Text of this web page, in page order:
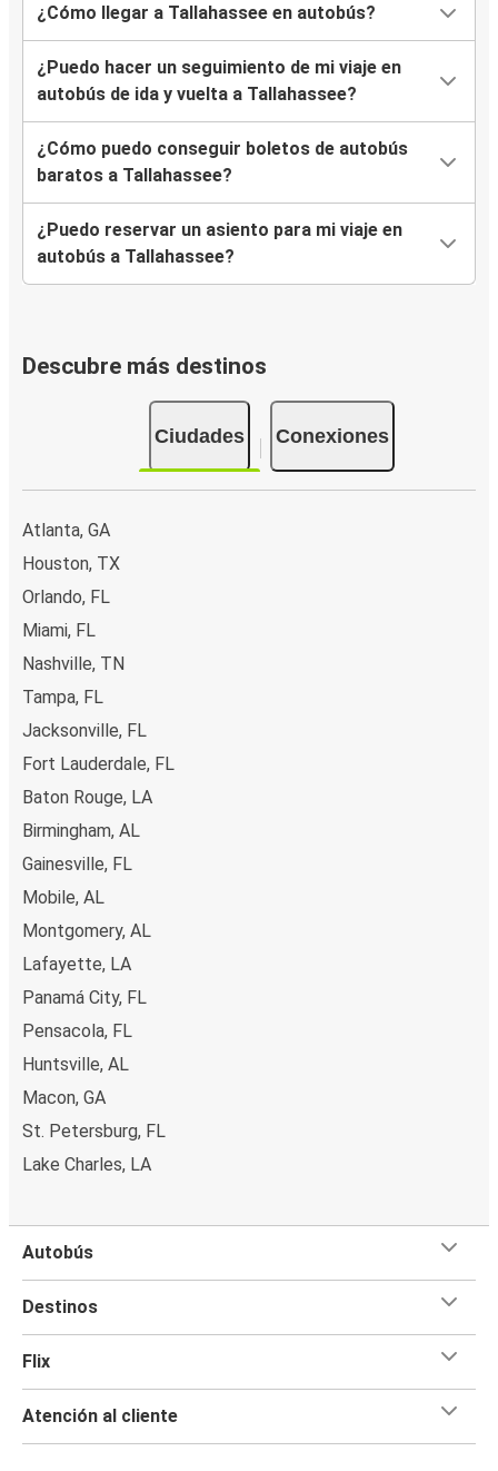
¿Cómo llegar a Tallahassee en autobús?
¿Puedo hacer un seguimiento de mi viaje en
autobús de ida y vuelta a Tallahassee?
¿Cómo puedo conseguir boletos de autobús
baratos a Tallahassee?
¿Puedo reservar un asiento para mi viaje en
autobús a Tallahassee?
Descubre más destinos
Ciudades Conexiones
Atlanta, GA
Houston, TX
Orlando, FL
Miami, FL
Nashville, TN
Tampa, FL
Jacksonville, FL
Fort Lauderdale, FL
Baton Rouge, LA
Birmingham, AL
Gainesville, FL
Mobile, AL
Montgomery, AL
Lafayette, LA
Panamá City, FL
Pensacola, FL
Huntsville, AL
Macon, GA
St. Petersburg, FL
Lake Charles, LA
Autobús
Destinos
Flix
Atención al cliente